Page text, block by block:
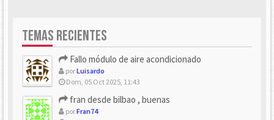
TEMAS RECIENTES
Fallo módulo de aire acondicionado
porLuisardo
Dom, 05 Oct 2025, 11:43
fran desde bilbao , buenas
porFran74